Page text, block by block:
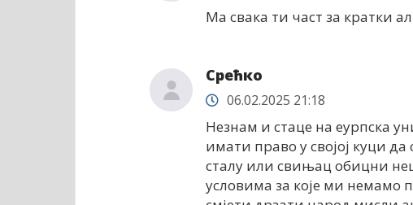
Ма свака ти част за кратки
Срећко
06.02.2025 21:18
Незнам и стаце на еурпска
имати право у својој куци да
сталу или свињац обицни
условима за које ми немамо